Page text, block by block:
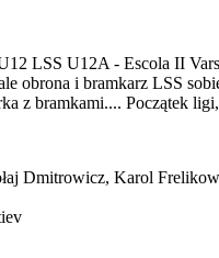
LSS U12A - Escola II
obrona i bramkarz LSS
z bramkami.... Początek
Dmitrowicz, Karol